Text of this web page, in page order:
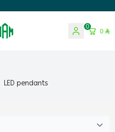
For Lighting
0 0
LED pendants